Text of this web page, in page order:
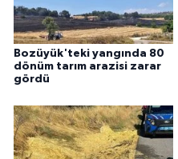
Bozüyük'teki yangında 80
dönüm tarım arazisi zarar
gördü